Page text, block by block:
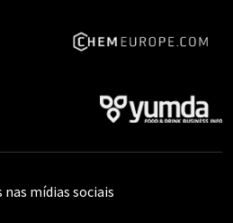
nas mídias sociais